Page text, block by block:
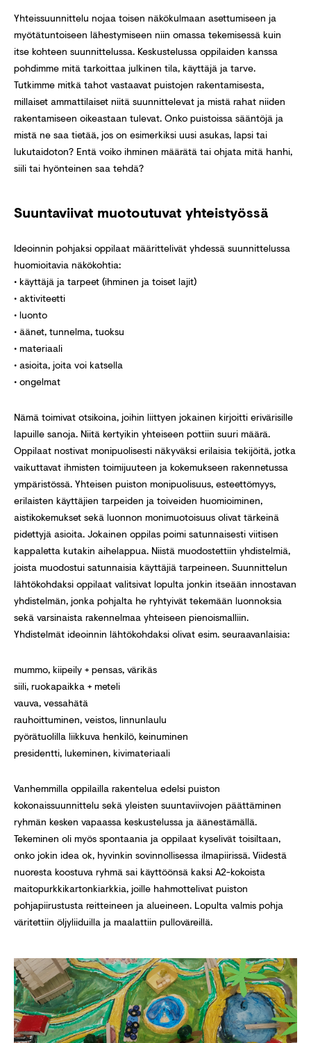
Yhteissuunnittelu nojaa toisen näkökulmaan asettumiseen ja
myötätuntoiseen lähestymiseen niin omassa tekemisessä kuin
itse kohteen suunnittelussa. Keskustelussa oppilaiden kanssa
pohdimme mitä tarkoittaa julkinen tila, käyttäjä ja tarve.
Tutkimme mitkä tahot vastaavat puistojen rakentamisesta,
millaiset ammattilaiset niitä suunnittelevat ja mistä rahat niiden
rakentamiseen oikeastaan tulevat. Onko puistoissa sääntöjä ja
mistä ne saa tietää, jos on esimerkiksi uusi asukas, lapsi tai
lukutaidoton? Entä voiko ihminen määrätä tai ohjata mitä hanhi,
siili tai hyönteinen saa tehdä?
Suuntaviivat muotoutuvat yhteistyössä
Ideoinnin pohjaksi oppilaat määrittelivät yhdessä suunnittelussa
huomioitavia näkökohtia:
• käyttäjä ja tarpeet (ihminen ja toiset lajit)
• aktiviteetti
• luonto
• äänet, tunnelma, tuoksu
• materiaali
• asioita, joita voi katsella
• ongelmat
Nämä toimivat otsikoina, joihin liittyen jokainen kirjoitti erivärisille
lapuille sanoja. Niitä kertyikin yhteiseen pottiin suuri määrä.
Oppilaat nostivat monipuolisesti näkyväksi erilaisia tekijöitä, jotka
vaikuttavat ihmisten toimijuuteen ja kokemukseen rakennetussa
ympäristössä. Yhteisen puiston monipuolisuus, esteettömyys,
erilaisten käyttäjien tarpeiden ja toiveiden huomioiminen,
aistikokemukset sekä luonnon monimuotoisuus olivat tärkeinä
pidettyjä asioita. Jokainen oppilas poimi satunnaisesti viitisen
kappaletta kutakin aihelappua. Niistä muodostettiin yhdistelmiä,
joista muodostui satunnaisia käyttäjiä tarpeineen. Suunnittelun
lähtökohdaksi oppilaat valitsivat lopulta jonkin itseään innostavan
yhdistelmän, jonka pohjalta he ryhtyivät tekemään luonnoksia
sekä varsinaista rakennelmaa yhteiseen pienoismalliin.
Yhdistelmät ideoinnin lähtökohdaksi olivat esim. seuraavanlaisia:
mummo, kiipeily + pensas, värikäs
siili, ruokapaikka + meteli
vauva, vessahätä
rauhoittuminen, veistos, linnunlaulu
pyörätuolilla liikkuva henkilö, keinuminen
presidentti, lukeminen, kivimateriaali
Vanhemmilla oppilailla rakentelua edelsi puiston
kokonaissuunnittelu sekä yleisten suuntaviivojen päättäminen
ryhmän kesken vapaassa keskustelussa ja äänestämällä.
Tekeminen oli myös spontaania ja oppilaat kyselivät toisiltaan,
onko jokin idea ok, hyvinkin sovinnollisessa ilmapiirissä. Viidestä
nuoresta koostuva ryhmä sai käyttöönsä kaksi A2-kokoista
maitopurkkikartonkiarkkia, joille hahmottelivat puiston
pohjapiirustusta reitteineen ja alueineen. Lopulta valmis pohja
väritettiin öljyliiduilla ja maalattiin pulloväreillä.